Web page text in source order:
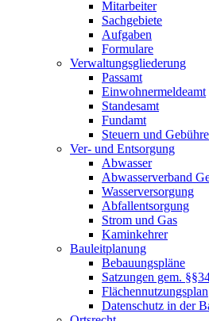
Mitarbeiter
Sachgebiete
Aufgaben
Formulare
Verwaltungsgliederung
Passamt
Einwohnermeldeamt
Standesamt
Fundamt
Steuern und
Ver- und Entsorgung
Abwasser
Abwasserverband
Wasserversorgung
Abfallentsorgung
Strom und Gas
Kaminkehrer
Bauleitplanung
Bebauungspläne
Satzungen gem.
Flächennutzungsplan
Datenschutz in der